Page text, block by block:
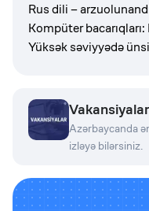
Rus dili –
Kompüter
Yüksək səviyyədə
Vakansiyalar
Azərbaycanda
izləyə bilərsiniz.